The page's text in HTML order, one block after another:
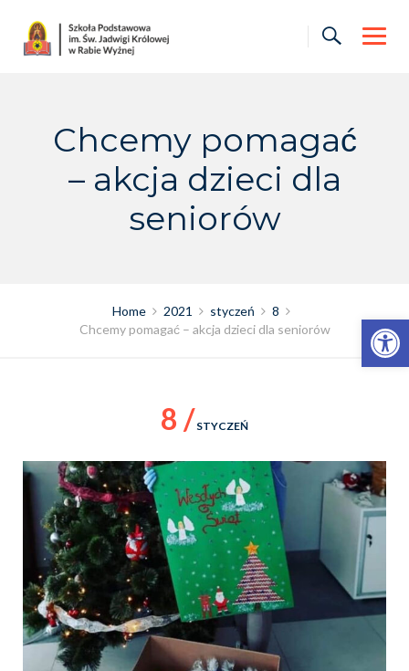
Otwórz pasek narzędzi
content
Chcemy pomagać
– akcja dzieci dla
seniorów
Home 2021 styczeń
8
Chcemy pomagać – akcja dzieci dla seniorów
8 / STYCZEŃ